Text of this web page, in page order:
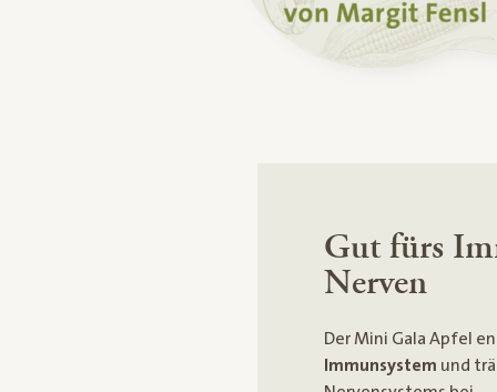
Gut fürs
Nerven
Der Mini Gala Apfel
Immunsystem und